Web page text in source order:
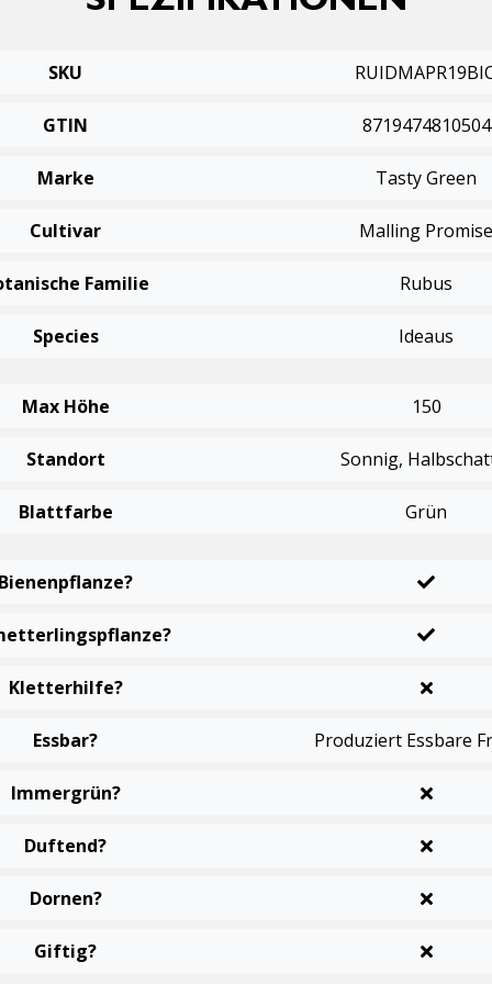
SKU
GTIN 8719474810504
Marke Tasty Green
Cultivar Malling Promise
Familie Rubus
Species Ideaus
Max Höhe 150
Standort Sonnig,
Blattfarbe Grün
Kletterhilfe?
Essbar? Produziert Essbare
Immergrün?
Duftend?
Dornen?
Giftig?